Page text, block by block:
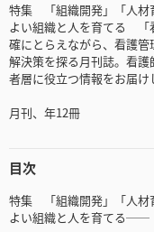
特集 「組織開発」「人材
よい組織と人を育てる 「
確にとらえながら、看護
解決策を探る月刊誌。看
者層に役立つ情報をお届け
月刊、年12冊
目次
特集 「組織開発」「人材
よい組織と人を育てる──